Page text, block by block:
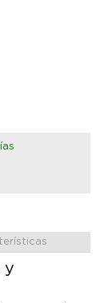
y